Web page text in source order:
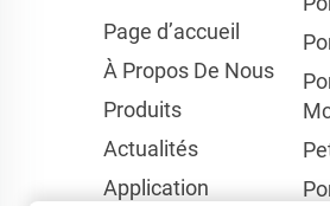
Page d’accueil
À Propos De Nous
Produits
Actualités
Application